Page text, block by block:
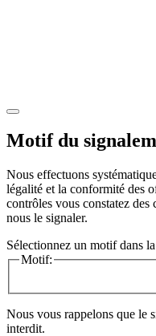
Motif du
Nous effectuons
légalité et la conformité des
contrôles vous constatez
nous le signaler.
Sélectionnez un motif dans
Motif:
Nous vous rappelons que le
interdit.